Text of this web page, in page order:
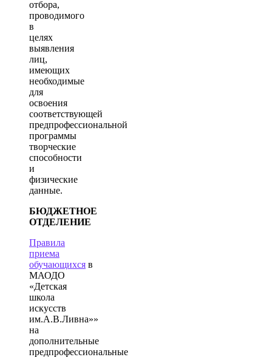
отбора,
проводимого
в
целях
выявления
лиц,
имеющих
необходимые
для
освоения
соответствующей
предпрофессиональной
программы
творческие
способности
и
физические
данные.
БЮДЖЕТНОЕ
ОТДЕЛЕНИЕ
Правила
приема
обучающихся в
МАОДО
«Детская
школа
искусств
им.А.В.Ливна»»
на
дополнительные
предпрофессиональные